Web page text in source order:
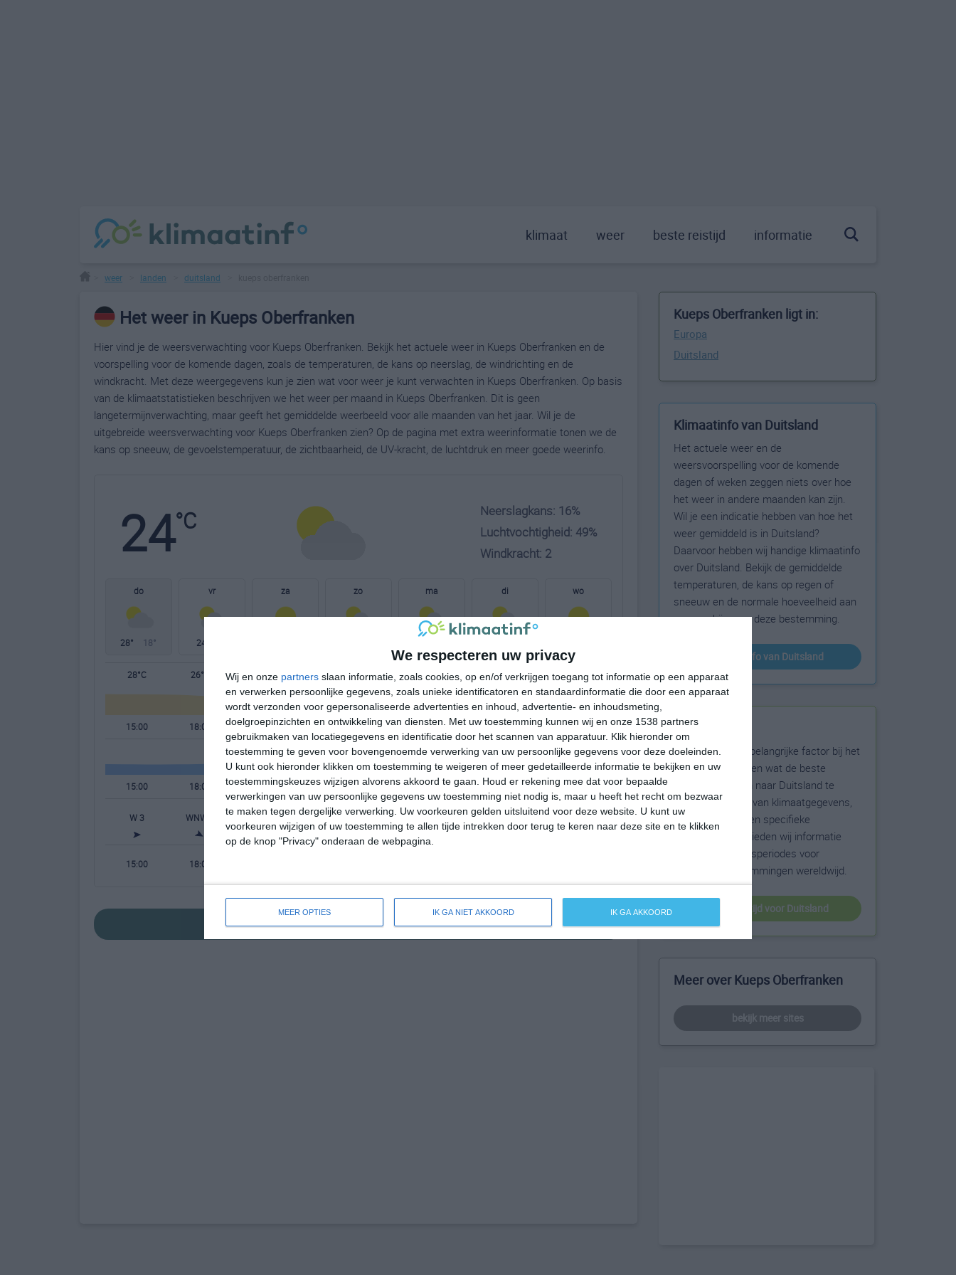
We respecteren uw privacy
Wij en onze partners slaan informatie, zoals cookies, op en/of verkrijgen toegang tot informatie op een apparaat
en verwerken persoonlijke gegevens, zoals unieke identificatoren en standaardinformatie die door een apparaat
wordt verzonden voor gepersonaliseerde advertenties en inhoud, advertentie- en inhoudsmeting,
doelgroepinzichten en ontwikkeling van diensten.
Met uw toestemming kunnen wij en onze 1538 partners
gebruikmaken van locatiegegevens en identificatie door het scannen van apparatuur. Klik hieronder om
toestemming te geven voor bovengenoemde verwerking van uw persoonlijke gegevens voor deze doeleinden.
U kunt ook hieronder klikken om toestemming te weigeren of meer gedetailleerde informatie te bekijken en uw
toestemmingskeuzes wijzigen alvorens akkoord te gaan.
Houd er rekening mee dat voor bepaalde
verwerkingen van uw persoonlijke gegevens uw toestemming niet nodig is, maar u heeft het recht om bezwaar
te maken tegen dergelijke verwerking. Uw voorkeuren gelden uitsluitend voor deze website. U kunt uw
voorkeuren wijzigen of uw toestemming te allen tijde intrekken door terug te keren naar deze site en te klikken
op de knop "Privacy" onderaan de webpagina.
MEER OPTIES IK GA NIET AKKOORD IK GA AKKOORD
klimaat weer beste reistijd informatie
weer landen duitsland
Het weer in Kueps Oberfranken
Hier vind je de weersverwachting voor Kueps Oberfranken. Bekijk het actuele weer in Kueps Oberfranken en de
voorspelling voor de komende dagen, zoals de temperaturen, de kans op neerslag, de windrichting en de
windkracht. Met deze weergegevens kun je zien wat voor weer je kunt verwachten in Kueps Oberfranken. Op basis
van de klimaatstatistieken beschrijven we het weer per maand in Kueps Oberfranken. Dit is geen
langetermijnverwachting, maar geeft het gemiddelde weerbeeld voor alle maanden van het jaar. Wil je de
uitgebreide weersverwachting voor Kueps Oberfranken zien? Op de pagina met extra weerinformatie tonen we de
kans op sneeuw, de gevoelstemperatuur, de zichtbaarheid, de UV-kracht, de luchtdruk en meer goede weerinfo.
24°C
Neerslagkans: 16%
Luchtvochtigheid: 49%
Windkracht: 2
do
28° 18°
vr
24°
za zo ma di wo
28°C 26°C 21°C 16°C 12°C 9°C 18°C 22°C
15:00 18:00 21:00 00:00 03:00 06:00 09:00 12:00
15:00 18:00 21:00 00:00 03:00 06:00 09:00 12:00
W 3 WNW 3 NW 2 W 1 NNO 1 NNO 1 NO 1 NNW 1
15:00 18:00
bekijk de uitgebreide weersverwachting voor Kueps Oberfranken
Kueps Oberfranken ligt in:
Europa
Duitsland
Klimaatinfo van Duitsland
Het actuele weer en de
weersvoorspelling voor de komende
dagen of weken zeggen niets over hoe
het weer in andere maanden kan zijn.
Wil je een indicatie hebben van hoe het
weer gemiddeld is in Duitsland?
Daarvoor hebben wij handige klimaatinfo
over Duitsland. Bekijk de gemiddelde
temperaturen, de kans op regen of
sneeuw en de normale hoeveelheid aan
zonneschijn voor deze bestemming.
klimaatinfo van Duitsland
Beste reistijd
Het weer is een belangrijke factor bij het
reizen. Wil je weten wat de beste
maanden zijn om naar Duitsland te
reizen? Op basis van klimaatgegevens,
weersextremen en specifieke
weerinformatie bieden wij informatie
over de beste reisperiodes voor
duizenden bestemmingen wereldwijd.
beste reistijd voor Duitsland
Meer over Kueps Oberfranken
bekijk meer sites